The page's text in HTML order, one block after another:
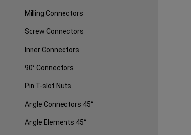
Milling Connectors
Screw Connectors
Inner Connectors
90° Connectors
Pin T-slot Nuts
Angle Connectors 45°
Angle Elements 45°